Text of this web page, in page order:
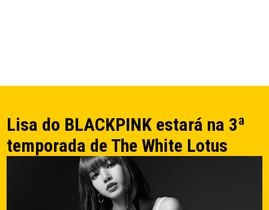
Lisa do BLACKPINK estará na 3ª
temporada de The White Lotus